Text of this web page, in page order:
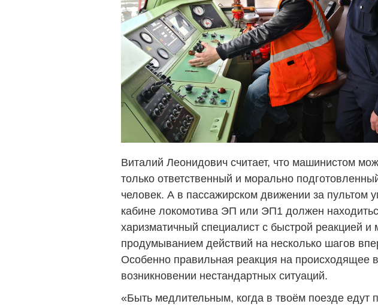
Виталий Леонидович считает, что машинистом
только ответственный и морально
человек. А в пассажирском движении за пультом
кабине локомотива ЭП или ЭП1 должен
харизматичный специалист с быстрой реакцией и
продумыванием действий на несколько шагов
Особенно правильная реакция на происходящее
возникновении нестандартных ситуаций.
«Быть медлительным, когда в твоём поезде едут